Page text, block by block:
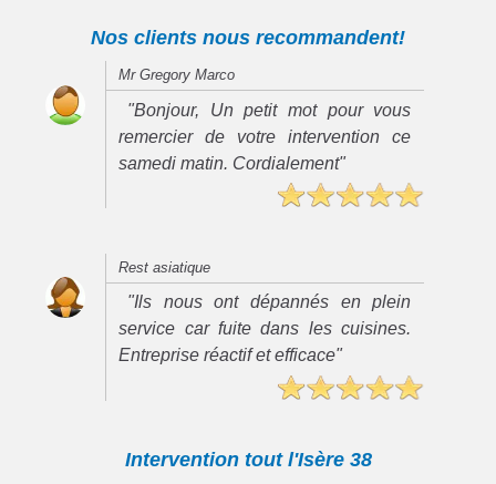
Nos clients nous recommandent!
Mr Gregory Marco
"Bonjour, Un petit mot pour vous
remercier de votre intervention ce
samedi matin. Cordialement"
Rest asiatique
"Ils nous ont dépannés en plein
service car fuite dans les cuisines.
Entreprise réactif et efficace"
Intervention tout l'Isère 38